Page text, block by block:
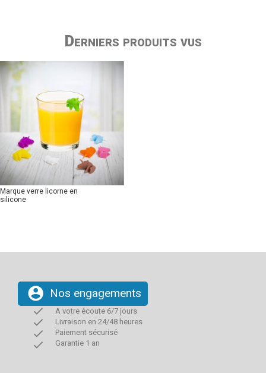
Derniers produits vus
Marque verre licorne en
silicone
account_circle Nos engagements
done A votre écoute 6/7 jours
done Livraison en 24/48 heures
done Paiement sécurisé
done Garantie 1 an